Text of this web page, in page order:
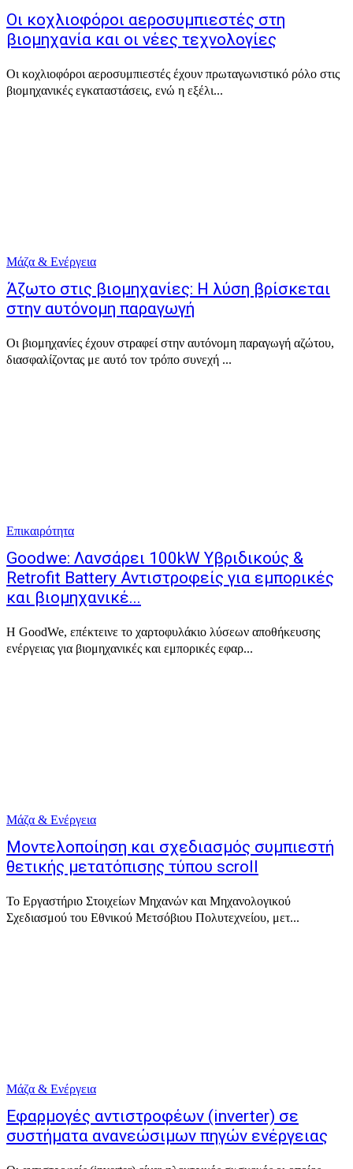
Οι κοχλιοφόροι αεροσυμπιεστές στη
βιομηχανία και οι νέες τεχνολογίες
Οι κοχλιοφόροι αεροσυμπιεστές έχουν πρωταγωνιστικό ρόλο στις
βιομηχανικές εγκαταστάσεις, ενώ η εξέλι...
Μάζα & Ενέργεια
Άζωτο στις βιομηχανίες: Η λύση βρίσκεται
στην αυτόνομη παραγωγή
Οι βιομηχανίες έχουν στραφεί στην αυτόνομη παραγωγή αζώτου,
διασφαλίζοντας με αυτό τον τρόπο συνεχή ...
Επικαιρότητα
Goodwe: Λανσάρει 100kW Υβριδικούς &
Retrofit Battery Αντιστροφείς για εμπορικές
και βιομηχανικέ...
Η GoodWe, επέκτεινε το χαρτοφυλάκιο λύσεων αποθήκευσης
ενέργειας για βιομηχανικές και εμπορικές εφαρ...
Μάζα & Ενέργεια
Μοντελοποίηση και σχεδιασμός συμπιεστή
θετικής μετατόπισης τύπου scroll
Το Εργαστήριο Στοιχείων Μηχανών και Μηχανολογικού
Σχεδιασμού του Εθνικού Μετσόβιου Πολυτεχνείου, μετ...
Μάζα & Ενέργεια
Εφαρμογές αντιστροφέων (inverter) σε
συστήματα ανανεώσιμων πηγών ενέργειας